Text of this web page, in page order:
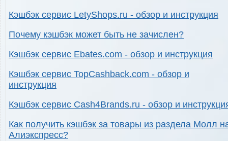
Кэшбэк сервис LetyShops.ru - обзор и инструкция
Почему кэшбэк может быть не зачислен?
Кэшбэк сервис Ebates.com - обзор и инструкция
Кэшбэк сервис TopCashback.com - обзор и
инструкция
Кэшбэк сервис Cash4Brands.ru - обзор и
Как получить кэшбэк за товары из раздела Молл
Алиэкспресс?